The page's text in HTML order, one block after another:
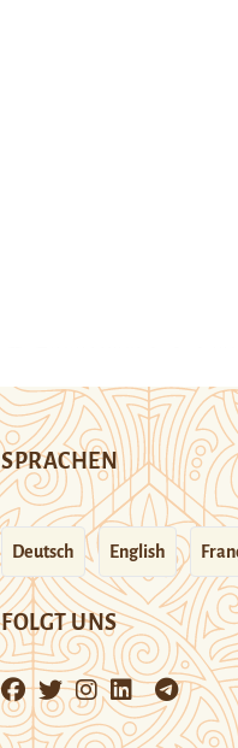
SPRACHEN
Deutsch English
FOLGT UNS